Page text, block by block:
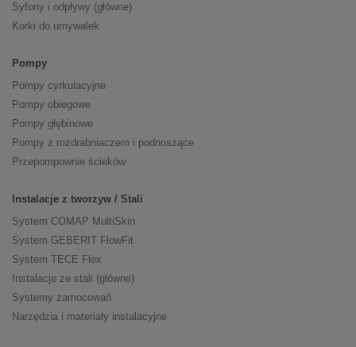
Syfony i odpływy (główne)
Korki do umywalek
Pompy
Pompy cyrkulacyjne
Pompy obiegowe
Pompy głębinowe
Pompy z rozdrabniaczem i podnoszące
Przepompownie ścieków
Instalacje z tworzyw / Stali
System COMAP MultiSkin
System GEBERIT FlowFit
System TECE Flex
Instalacje ze stali (główne)
Systemy zamocowań
Narzędzia i materiały instalacyjne